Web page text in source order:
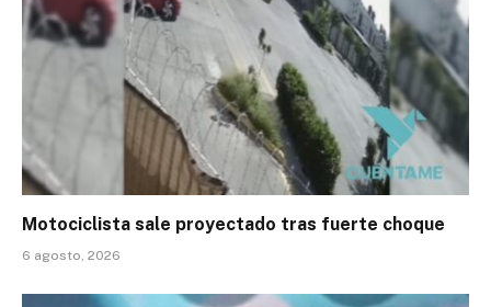
Motociclista sale proyectado tras fuerte choque
6 agosto, 2026